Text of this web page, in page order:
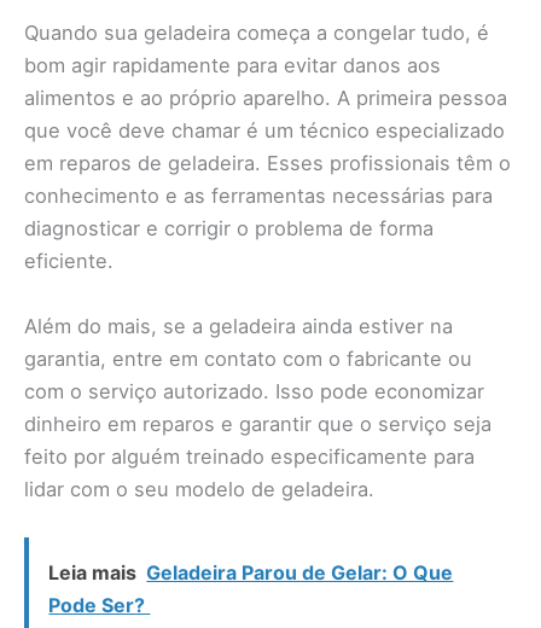
Quando sua geladeira começa a congelar tudo, é
bom agir rapidamente para evitar danos aos
alimentos e ao próprio aparelho. A primeira pessoa
que você deve chamar é um técnico especializado
em reparos de geladeira. Esses profissionais têm o
conhecimento e as ferramentas necessárias para
diagnosticar e corrigir o problema de forma
eficiente.
Além do mais, se a geladeira ainda estiver na
garantia, entre em contato com o fabricante ou
com o serviço autorizado. Isso pode economizar
dinheiro em reparos e garantir que o serviço seja
feito por alguém treinado especificamente para
lidar com o seu modelo de geladeira.
Leia mais Geladeira Parou de Gelar: O Que
Pode Ser?